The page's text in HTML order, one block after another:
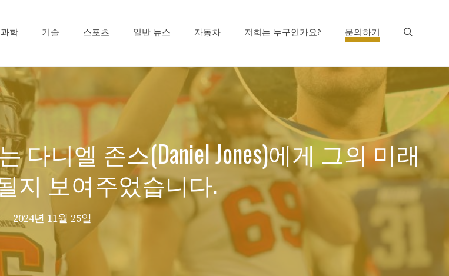
과학 기술 스포츠 일반 뉴스 자동차 저희는 누구인가요? 문의하기
다니엘 존스(Daniel Jones)에게 그의 미래
지 보여주었습니다.
2024년 11월 25일